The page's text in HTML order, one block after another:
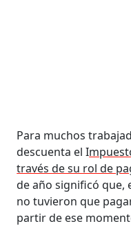
Para muchos
descuenta el I
través de su rol de
de año significó que,
no tuvieron que
partir de ese